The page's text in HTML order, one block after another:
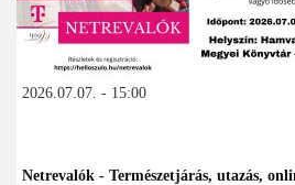
2026.07.07. - 15:00
Netrevalók - Természetjárás, utazás,